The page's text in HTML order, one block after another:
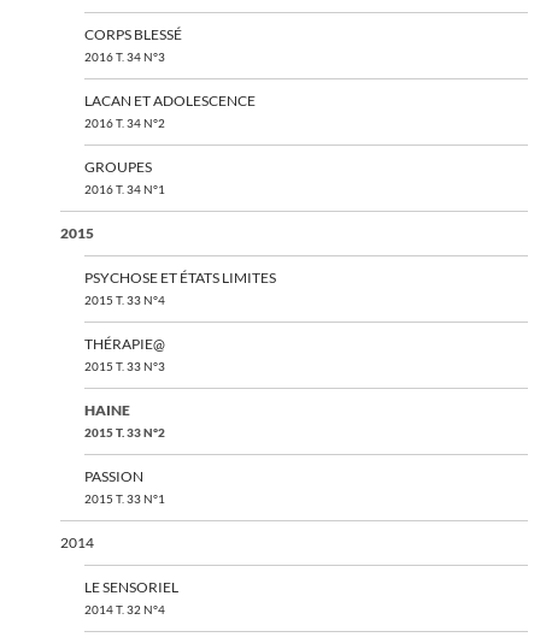
CORPS BLESSÉ
2016 T. 34 N°3
LACAN ET ADOLESCENCE
2016 T. 34 N°2
GROUPES
2016 T. 34 N°1
2015
PSYCHOSE ET ÉTATS LIMITES
2015 T. 33 N°4
THÉRAPIE@
2015 T. 33 N°3
HAINE
2015 T. 33 N°2
PASSION
2015 T. 33 N°1
2014
LE SENSORIEL
2014 T. 32 N°4